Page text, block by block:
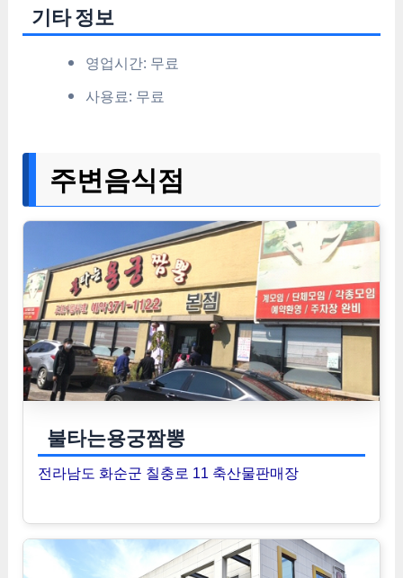
기타 정보
영업시간: 무료
사용료: 무료
주변음식점
불타는용궁짬뽕
전라남도 화순군 칠충로 11 축산물판매장